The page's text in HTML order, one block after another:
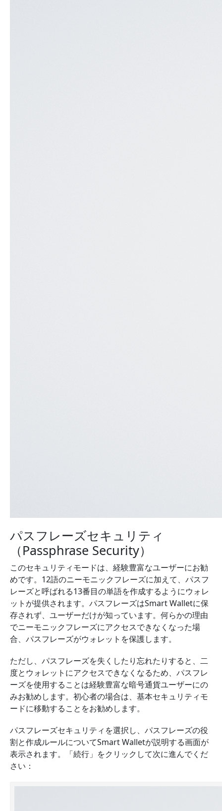
パスフレーズセキュリティ
（Passphrase Security）
このセキュリティモードは、経験豊富なユーザーにお勧
めです。12語のニーモニックフレーズに加えて、パスフ
レーズと呼ばれる13番目の単語を作成するようにウォレ
ットが提供されます。パスフレーズはSmart Walletに保
存されず、ユーザーだけが知っています。 何らかの理由
でニーモニックフレーズにアクセスできなくなった場
合、パスフレーズがウォレットを保護します。
ただし、パスフレーズを失くしたり忘れたりすると、二
度とウォレットにアクセスできなくなるため、パスフレ
ーズを使用することは経験豊富な暗号通貨ユーザーにの
みお勧めします。初心者の場合は、 基本セキュリティモ
ードに移動することをお勧めします。
パスフレーズセキュリティ を選択し、パスフレーズの役
割と作成ルールについてSmart Walletが説明する画面が
表示されます。
「続行」 をクリックして次に進んでくだ
さい：